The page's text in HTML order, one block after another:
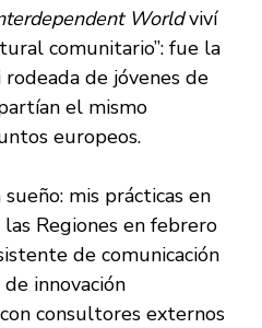
Worldviví
comunitario”: fue la
de jóvenes de
el mismo
europeos.
mis prácticas en
Regiones en febrero
de comunicación
innovación
consultores externos